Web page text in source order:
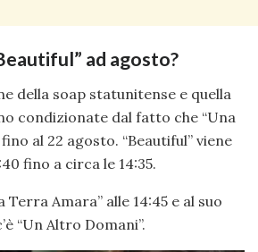
ad agosto?
della soap statunitense e quella
condizionate dal fatto che “Una
al 22 agosto. “Beautiful” viene
fino a circa le 14:35.
Amara” alle 14:45 e al suo
“Un Altro Domani”.